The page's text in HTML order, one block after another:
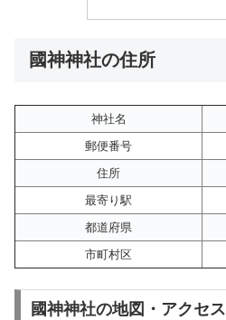
國神神社の住所
神社名
郵便番号
住所
最寄り駅
都道府県
市町村区
國神神社の地図・アクセス